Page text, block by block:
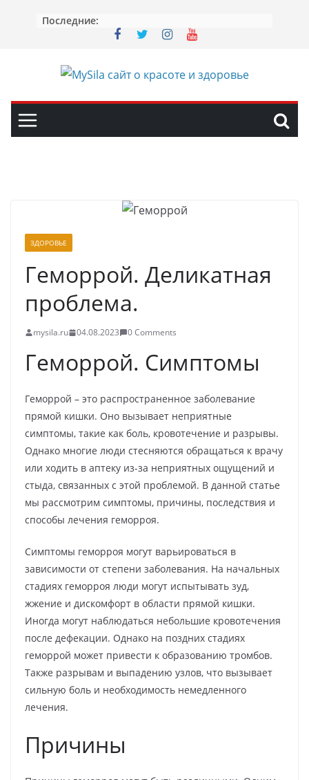
Последние:
ЗДОРОВЬЕ
Геморрой. Деликатная
проблема.
mysila.ru 04.08.2023 0 Comments
Геморрой. Симптомы
Геморрой – это распространенное заболевание
прямой кишки. Оно вызывает неприятные
симптомы, такие как боль, кровотечение и разрывы.
Однако многие люди стесняются обращаться к врачу
или ходить в аптеку из-за неприятных ощущений и
стыда, связанных с этой проблемой. В данной статье
мы рассмотрим симптомы, причины, последствия и
способы лечения геморроя.
Симптомы геморроя могут варьироваться в
зависимости от степени заболевания. На начальных
стадиях геморроя люди могут испытывать зуд,
жжение и дискомфорт в области прямой кишки.
Иногда могут наблюдаться небольшие кровотечения
после дефекации. Однако на поздних стадиях
геморрой может привести к образованию тромбов.
Также разрывам и выпадению узлов, что вызывает
сильную боль и необходимость немедленного
лечения.
Причины